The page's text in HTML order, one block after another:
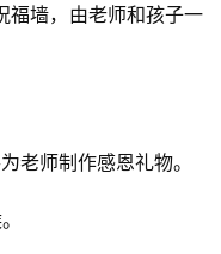
福墙，由老师和孩子一
老师制作感恩礼物。